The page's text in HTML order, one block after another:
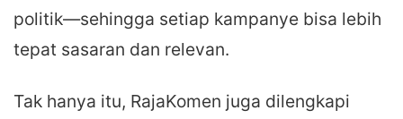
politik—sehingga setiap kampanye bisa lebih
tepat sasaran dan relevan.
Tak hanya itu, RajaKomen juga dilengkapi